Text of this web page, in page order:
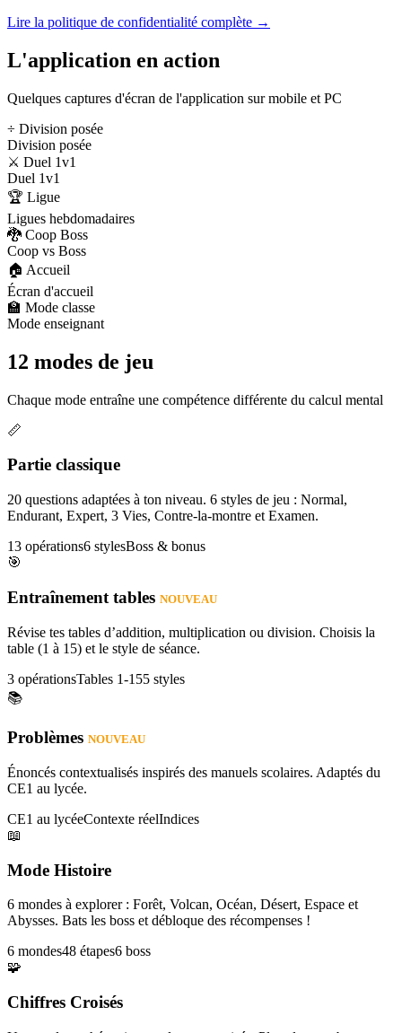
Lire la politique de confidentialité complète →
L'application en action
Quelques captures d'écran de l'application sur mobile et PC
÷ Division posée
Division posée
⚔️ Duel 1v1
Duel 1v1
🏆 Ligue
Ligues hebdomadaires
🐉 Coop Boss
Coop vs Boss
🏠 Accueil
Écran d'accueil
🏫 Mode classe
Mode enseignant
12 modes de jeu
Chaque mode entraîne une compétence différente du calcul mental
📏
Partie classique
20 questions adaptées à ton niveau. 6 styles de jeu : Normal,
Endurant, Expert, 3 Vies, Contre-la-montre et Examen.
13 opérations6 stylesBoss & bonus
🎯
Entraînement tables NOUVEAU
Révise tes tables d’addition, multiplication ou division. Choisis la
table (1 à 15) et le style de séance.
3 opérationsTables 1-155 styles
📚
Problèmes NOUVEAU
Énoncés contextualisés inspirés des manuels scolaires. Adaptés du
CE1 au lycée.
CE1 au lycéeContexte réelIndices
📖
Mode Histoire
6 mondes à explorer : Forêt, Volcan, Océan, Désert, Espace et
Abysses. Bats les boss et débloque des récompenses !
6 mondes48 étapes6 boss
🧩
Chiffres Croisés